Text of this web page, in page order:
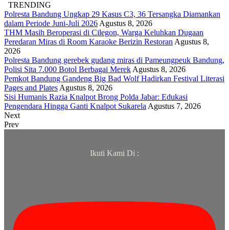
TRENDING
Polresta Bandung Ungkap 29 Kasus C3, 36 Tersangka Diamankan
dalam Periode Juni-Juli 2026 Agustus 8, 2026
THM Masih Beroperasi di Cilegon, Warga Keluhkan Dugaan
Peredaran Miras di Room Karaoke Berizin Restoran Agustus 8,
2026
Polresta Bandung gerebek gudang miras di Pameungpeuk Bandung,
Polisi Sita 7.000 Botol Berbagai Merek Agustus 8, 2026
Pemkot Bandung Gandeng Big Bad Wolf Hadirkan Festival Literasi
Pages and Plates Agustus 8, 2026
Sisi Humanis Razia Knalpot Brong Polda Jabar: Edukasi
Pengendara Hingga Ganti Knalpot Sukarela Agustus 7, 2026
Next
Prev
Ikuti Kami Di :